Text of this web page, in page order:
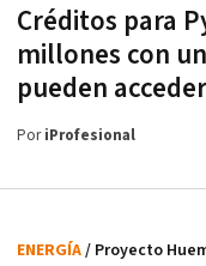
Créditos para
millones con
pueden acceder
PoriProfesional
ENERGÍA/ Proyecto